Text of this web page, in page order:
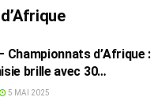
Championnats d’Afrique :
brille avec 30
dont 6 en or
5 MAI 2025